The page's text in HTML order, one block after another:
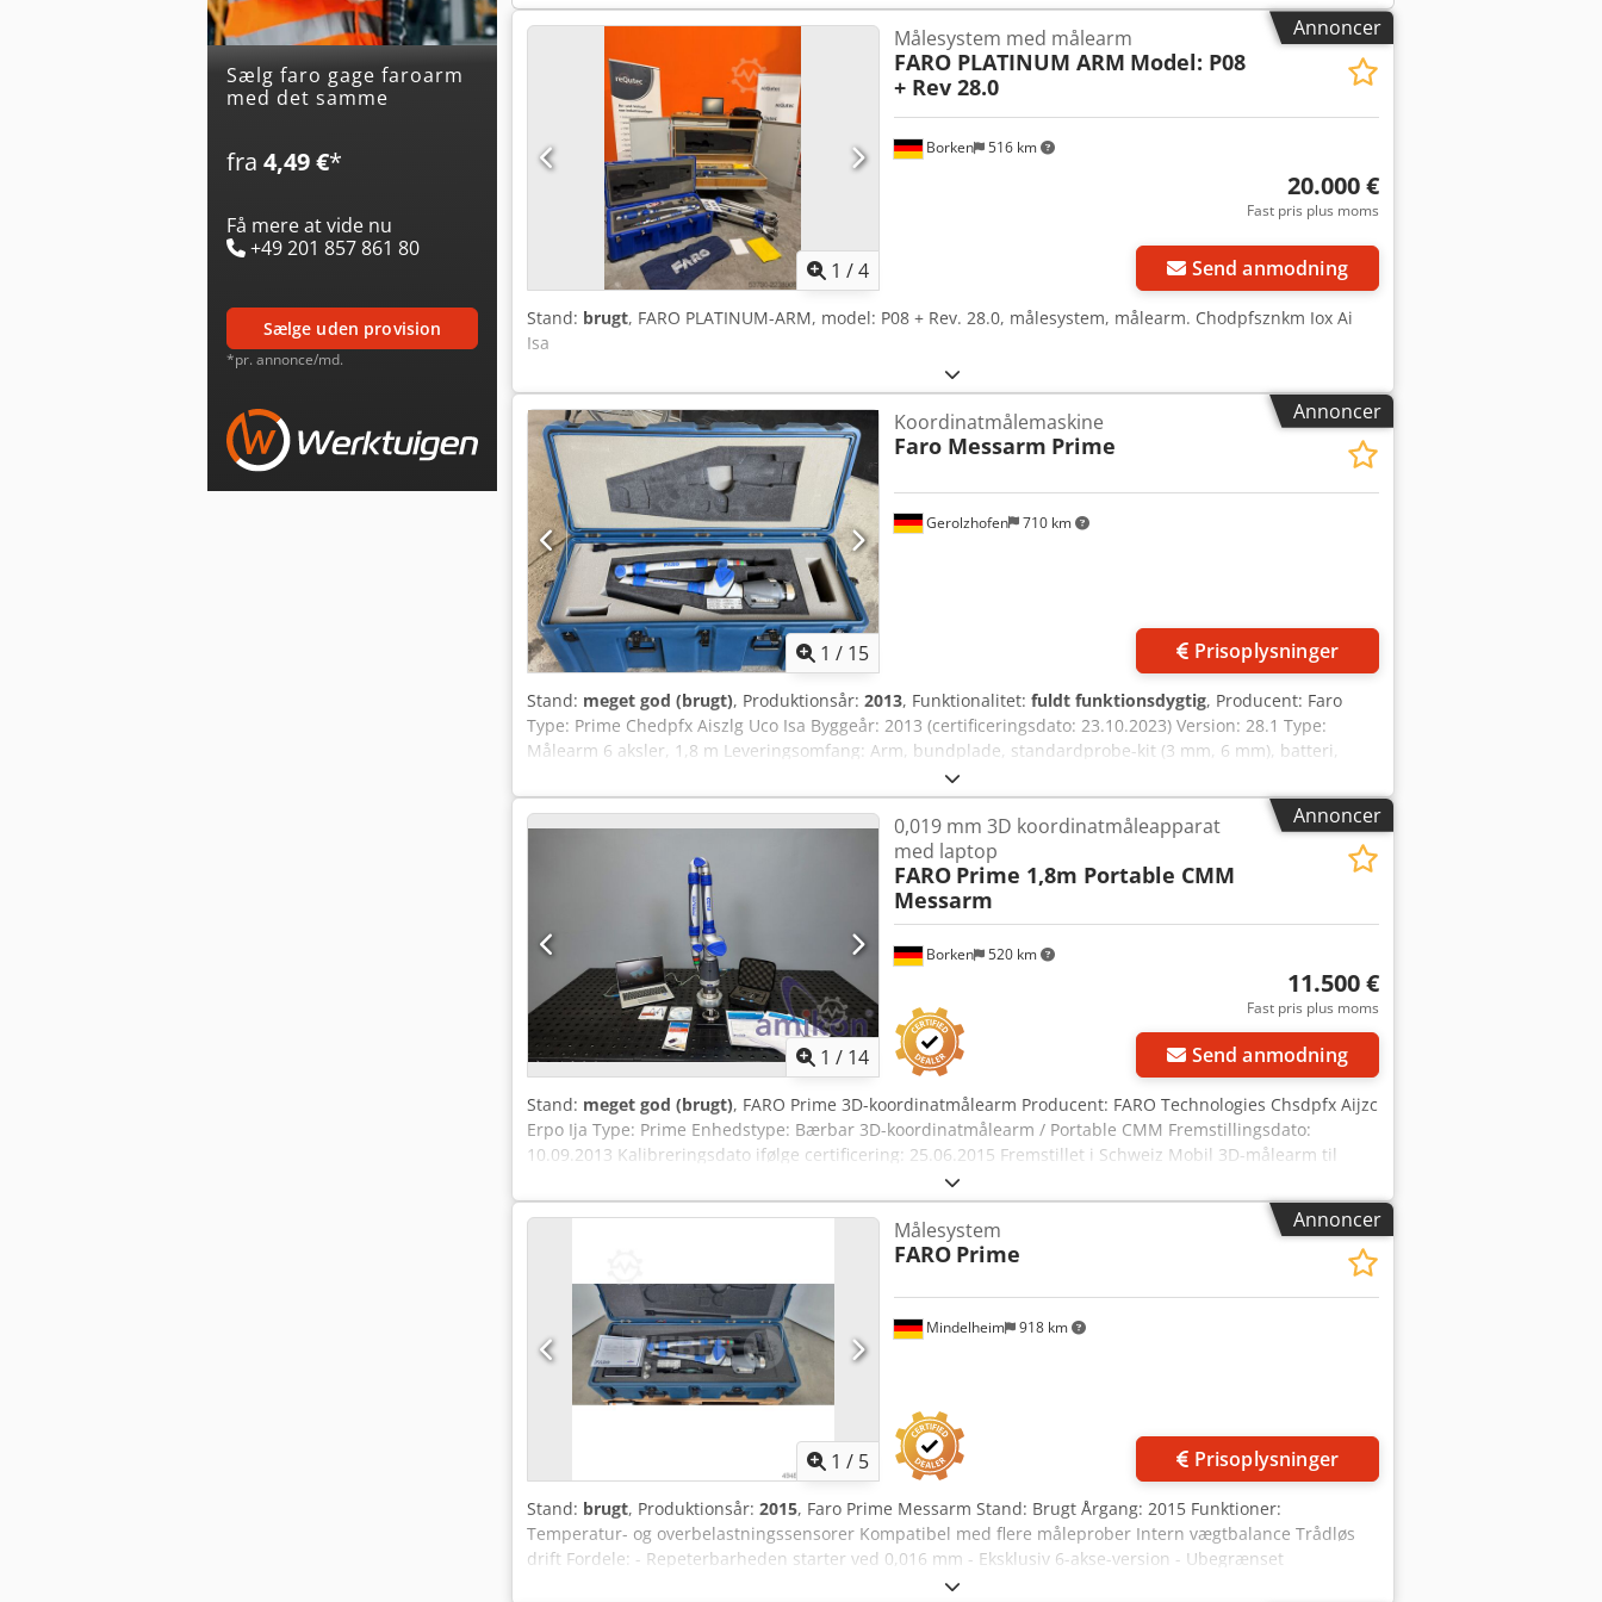
Sælg faro gage faroarm
med det samme
fra 4,49 €*
Få mere at vide nu
+49 201 857 861 80
sælge uden provision
*pr. annonce/md.
Annoncer
1 /4
Borken 516 km
Målesystem med målearm
FARO PLATINUM ARM Model: P08
+ Rev 28.0
20.000 €
Fast pris plus moms
Send anmodning
Stand: brugt, FARO PLATINUM-ARM, model: P08 + Rev. 28.0, målesystem, målearm. Chodpfsznkm Iox Ai
Isa
Annoncer
1 / 15
Gerolzhofen 710 km
Koordinatmålemaskine
Faro Messarm Prime
Prisoplysninger
Stand: meget god (brugt), Produktionsår: 2013, Funktionalitet: fuldt funktionsdygtig, Producent: Faro
Type: Prime Chedpfx Aiszlg Uco Isa Byggeår: 2013 (certificeringsdato: 23.10.2023) Version: 28.1 Type:
Målearm 6 aksler, 1,8 m Leveringsomfang: Arm, bundplade, standardprobe-kit (3 mm, 6 mm), batteri,
kabel, støvbeskyttelseshætte, transportkuffert. Software: CAM2 Measure 10, fuld version Målesoftware til
Faro-arm, Scanarm og Faro-lasertracker. Yderligere informationer, se billeder. Tilstand: Meget god, brugt,
fuldt funktionel.
Annoncer
1 / 14
Borken 520 km
0,019 mm 3D koordinatmåleapparat
med laptop
FARO Prime 1,8m Portable CMM
Messarm
11.500 €
Fast pris plus moms
Send anmodning
Stand: meget god (brugt), FARO Prime 3D-koordinatmålearm Producent: FARO Technologies Chsdpfx Aijzc
Erpo Ija Type: Prime Enhedstype: Bærbar 3D-koordinatmålearm / Portable CMM Fremstillingsdato:
10.09.2013 Kalibreringsdato ifølge certificering: 25.06.2015 Fremstillet i Schweiz Mobil 3D-målearm til
industriel måleteknik, kvalitetskontrol, komponentinspektion, reverse engineering, værktøjs- og
formkonstruktion, jig- og fixturkonstruktion samt produktionskontrol. Tekniske data Måleområde: ca. 1,8 m
/ 6 ft Akser: 6 Enkeltpunktsnøjagtighed: 0,019 mm Volumetrisk nøjagtighed: ±0,027 mm Repeterbarhed: op
til 0,016 mm Revision: 28.1 Bluetooth trådløs teknologi USB-interface Integreret batteridrift
Temperaturkompensation Bærbar CMM-målearmteknologi Kompatibel med multi-tastersystem Vægt af
målearm: ca. 9,3 kg Samlet vægt inklusive kuffert og tilbehør: ca. 35 - 50 kg Udstyr / Leveringsomfang FARO
Prime målearm Transportkuffert HP EliteBook bærbar computer Referencekugle / Kalibreringskugle
Grundplade / Monteringsplade Målespidser / Tast-sæt Software-datamedie USB-dongle
Brugerdokumentation / Manualer Yderligere tilbehør i henhold til billederne Stand Brugt / Used Visuel
stand i henhold til billederne. Forsendelse eller fragt er mulig. Ændringer, fejl og forudgående salg
forbeholdes. Yderligere spørgsmål kan besvares telefonisk.
Annoncer
1 / 5
Mindelheim 918 km
Målesystem
FARO Prime
Prisoplysninger
Stand: brugt, Produktionsår: 2015, Faro Prime Messarm Stand: Brugt Årgang: 2015 Funktioner:
Temperatur- og overbelastningssensorer Kompatibel med flere måleprober Intern vægtbalance Trådløs
drift Fordele: - Repeterbarheden starter ved 0,016 mm - Eksklusiv 6-akse-version - Ubegrænset
rotationsfleksibilitet - Alsidig anvendelse både i produktion og målerum - Letvægtskonstruktion med nye